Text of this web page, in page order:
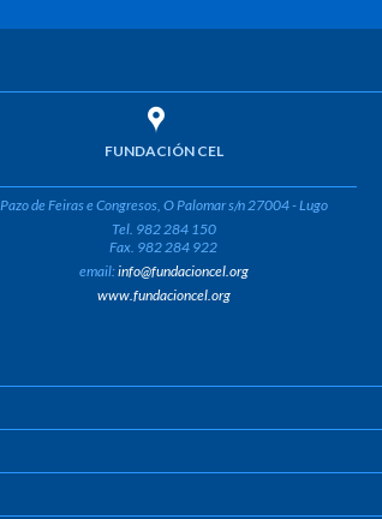
FUNDACIÓN CEL
Pazo de Feiras e Congresos, O Palomar s/n 27004 - Lugo
Tel. 982 284 150
Fax. 982 284 922
email:info@fundacioncel.org
www.fundacioncel.org